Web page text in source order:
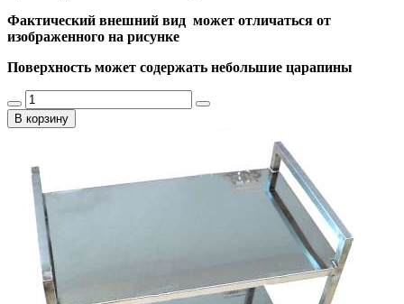
Фактический внешний вид может отличаться от
изображенного на рисунке
Поверхность может содержать небольшие царапины
В корзину